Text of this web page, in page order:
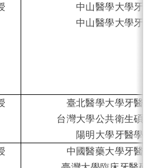
中山醫學大學牙
中山醫學大學牙
臺北醫學大學牙醫
台灣大學公共衛生碩
陽明大學牙醫學
中國醫藥大學牙醫